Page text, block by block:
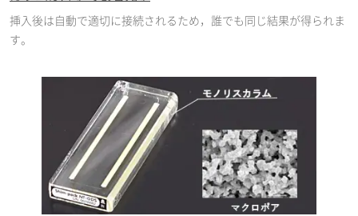
挿入後は自動で適切に接続されるため，誰でも同じ結果が得られま
す。